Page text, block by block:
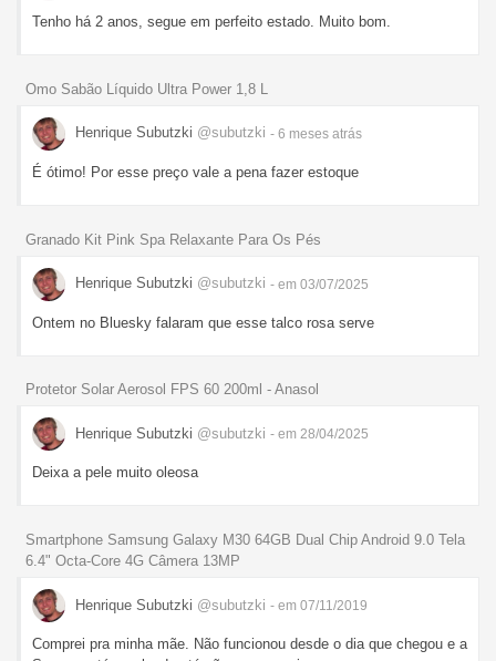
Tenho há 2 anos, segue em perfeito estado. Muito bom.
Omo Sabão Líquido Ultra Power 1,8 L
Henrique Subutzki @subutzki - 6 meses atrás
É ótimo! Por esse preço vale a pena fazer estoque
Granado Kit Pink Spa Relaxante Para Os Pés
Henrique Subutzki @subutzki - em 03/07/2025
Ontem no Bluesky falaram que esse talco rosa serve
Protetor Solar Aerosol FPS 60 200ml - Anasol
Henrique Subutzki @subutzki - em 28/04/2025
Deixa a pele muito oleosa
Smartphone Samsung Galaxy M30 64GB Dual Chip Android 9.0 Tela
6.4" Octa-Core 4G Câmera 13MP
Henrique Subutzki @subutzki - em 07/11/2019
Comprei pra minha mãe. Não funcionou desde o dia que chegou e a